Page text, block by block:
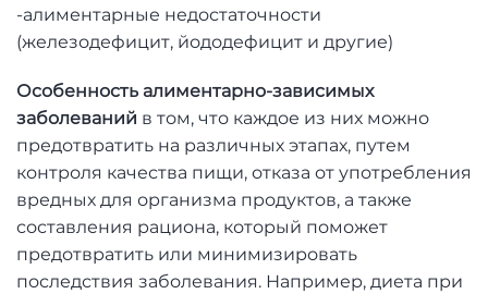
-алиментарные недостаточности
(железодефицит, йододефицит и другие)
Особенность алиментарно-зависимых
заболеваний в том, что каждое из них можно
предотвратить на различных этапах, путем
контроля качества пищи, отказа от употребления
вредных для организма продуктов, а также
составления рациона, который поможет
предотвратить или минимизировать
последствия заболевания. Например, диета при